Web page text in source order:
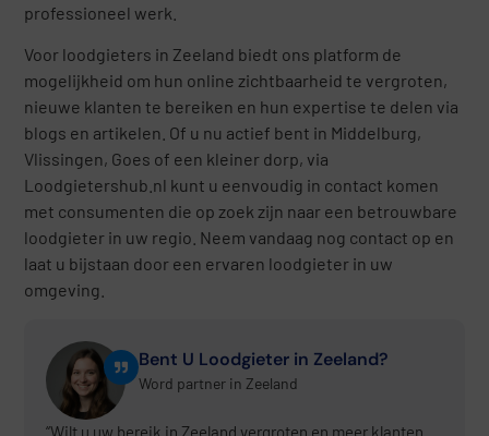
professioneel werk.
Voor loodgieters in Zeeland biedt ons platform de
mogelijkheid om hun online zichtbaarheid te vergroten,
nieuwe klanten te bereiken en hun expertise te delen via
blogs en artikelen. Of u nu actief bent in Middelburg,
Vlissingen, Goes of een kleiner dorp, via
Loodgietershub.nl kunt u eenvoudig in contact komen
met consumenten die op zoek zijn naar een betrouwbare
loodgieter in uw regio. Neem vandaag nog contact op en
laat u bijstaan door een ervaren loodgieter in uw
omgeving.
Bent U Loodgieter in Zeeland?
Word partner in Zeeland
“Wilt u uw bereik in Zeeland vergroten en meer klanten